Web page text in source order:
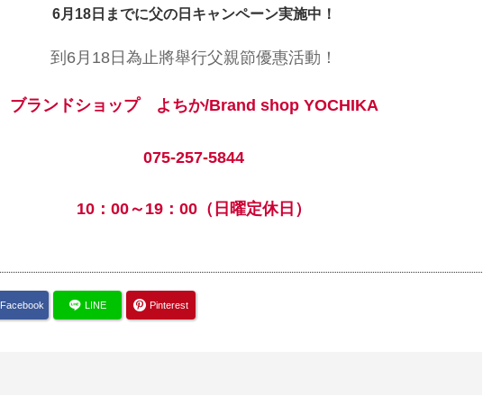
6月18日までに父の日キャンペーン実施中！
到6月18日為止將舉行父親節優惠活動！
ブランドショップ よちか/Brand shop YOCHIKA
075-257-5844
10：00～19：00（日曜定休日）
Facebook LINE Pinterest